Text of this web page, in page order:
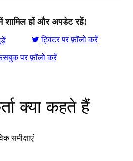
शामिल हों और अपडेट रहें!
ट्विटर पर फ़ॉलो करें
पर फ़ॉलो करें
क्या कहते हैं
समीक्षाएं